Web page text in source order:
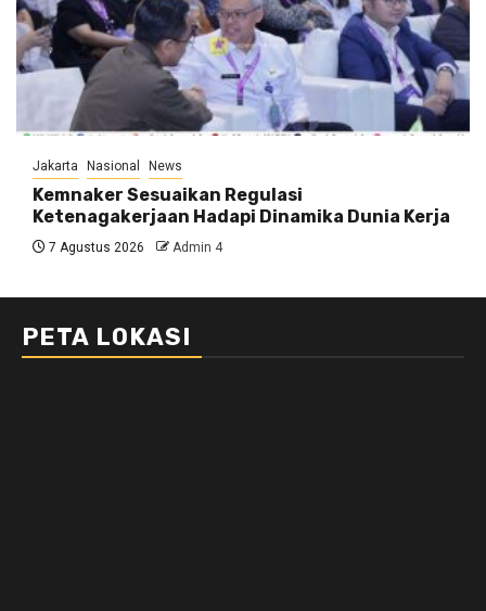
Jakarta Nasional News
Kemnaker Sesuaikan Regulasi
Ketenagakerjaan Hadapi Dinamika Dunia Kerja
7 Agustus 2026 Admin 4
PETA LOKASI